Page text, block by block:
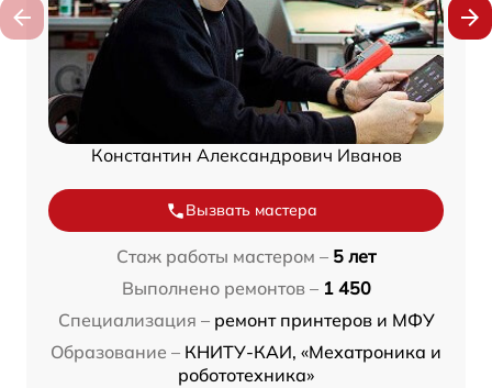
Константин Александрович Иванов
Вызвать мастера
Стаж работы мастером – 5 лет
Выполнено ремонтов – 1 450
Специализация – ремонт принтеров и МФУ
Образование – КНИТУ-КАИ, «Мехатроника и
робототехника»